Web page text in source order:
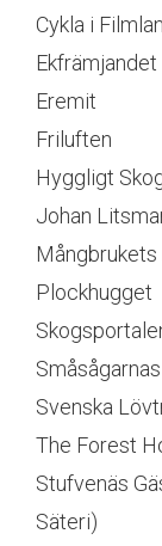
Cykla i
Ekfrämjandet
Eremit
Friluften
Hyggligt
Johan
Mångbrukets
Plockhugget
Svenska
The Forest
Stufvenäs
Säteri)